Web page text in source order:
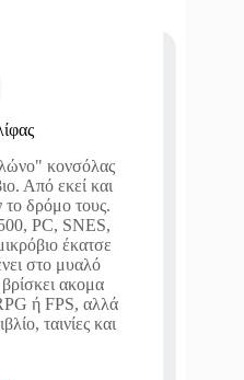
κονσόλας
Από εκεί και
δρόμο τους.
PC, SNES,
έκατσε
στο μυαλό
ακομα
ή FPS, αλλά
ταινίες και